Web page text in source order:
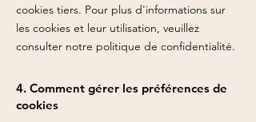
cookies tiers. Pour plus d'informations sur
les cookies et leur utilisation, veuillez
consulter notre politique de confidentialité.
4. Comment gérer les préférences de
cookies